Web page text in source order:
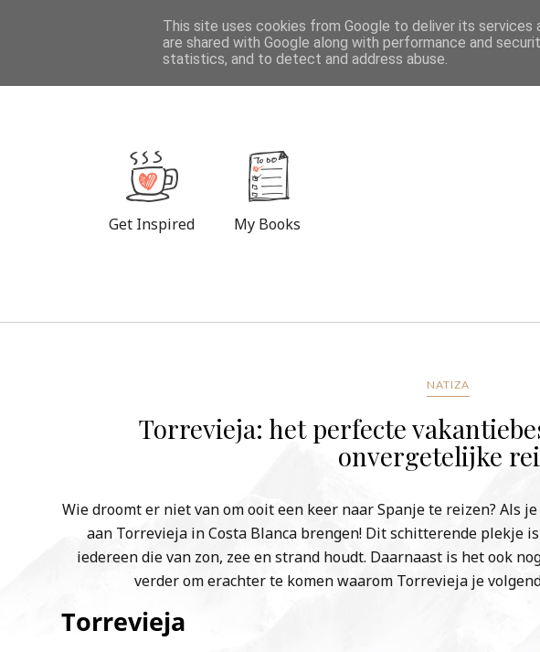
DESTINATIONS
Get Inspired My Books
NATIZA
Torrevieja: het perfecte
onvergetelijke
Wie droomt er niet van om ooit een keer naar Spanje te reizen? Als
aan Torrevieja in Costa Blanca brengen! Dit schitterende plekje
iedereen die van zon, zee en strand houdt. Daarnaast is het ook
verder om erachter te komen waarom Torrevieja je
Torrevieja
This site uses cookies from Google to deliver its services
are shared with Google along with performance and
statistics, and to detect and address abuse.